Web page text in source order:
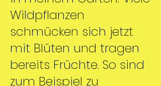
Wildpflanzen
schmücken sich jetzt
mit Blüten und tragen
bereits Früchte. So sind
zum Beispiel zu